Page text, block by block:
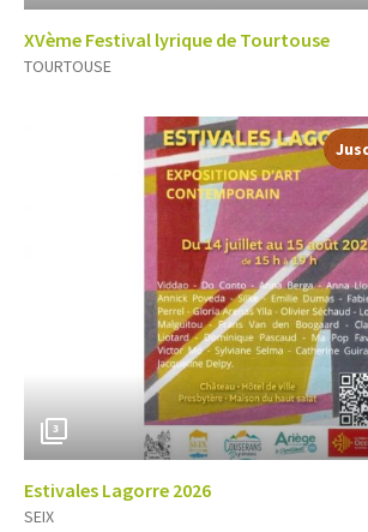
XVème Festival lyrique de Tourtouse
TOURTOUSE
3
Estivales Lagorre 2026
SEIX